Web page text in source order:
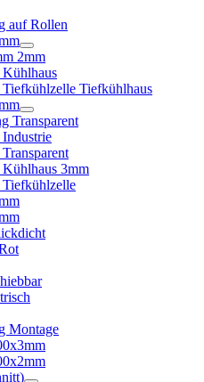
auf Rollen
2mm
Tiefkühlhaus
Transparent
3mm
Montage